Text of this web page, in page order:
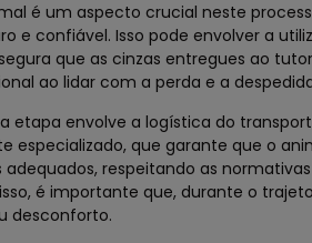
é um aspecto crucial neste
e confiável. Isso pode envolver a
que as cinzas entregues ao
ao lidar com a perda e a
etapa envolve a logística do
especializado, que garante que o
respeitando as
é importante que, durante o
desconforto.